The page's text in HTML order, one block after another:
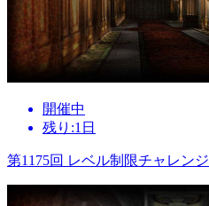
開催中
残り:1日
第1175回 レベル制限チャレンジ